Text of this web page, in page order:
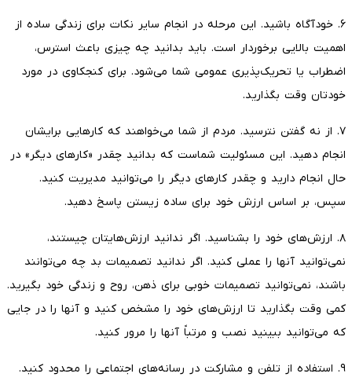
۶. خودآگاه باشید. این مرحله در انجام سایر نکات برای زندگی ساده از
اهمیت بالایی برخوردار است. باید بدانید چه چیزی باعث استرس،
اضطراب یا تحریک‌پذیری عمومی شما می‌شود. برای کنجکاوی در مورد
خودتان وقت بگذارید.
۷. از نه گفتن نترسید. مردم از شما می‌خواهند که کارهایی برایشان
انجام دهید. این مسئولیت شماست که بدانید چقدر «کارهای دیگر» در
حال انجام دارید و چقدر کارهای دیگر را می‌توانید مدیریت کنید.
سپس، بر اساس ارزش خود برای ساده زیستن پاسخ دهید.
۸. ارزش‌های خود را بشناسید. اگر ندانید ارزش‌هایتان چیستند،
نمی‌توانید آنها را عملی کنید. اگر ندانید تصمیمات بد چه می‌توانند
باشند، نمی‌توانید تصمیمات خوبی برای ذهن، روح و زندگی خود بگیرید.
کمی وقت بگذارید تا ارزش‌های خود را مشخص کنید و آنها را در جایی
که می‌توانید ببینید نصب و مرتباً آنها را مرور کنید.
۹. استفاده از تلفن و مشارکت در رسانه‌های اجتماعی را محدود کنید.